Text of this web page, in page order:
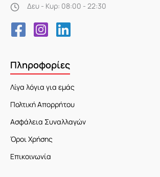
Δευ - Κυρ: 08:00 - 22:30
Πληροφορίες
Λίγα λόγια για εμάς
Πολτική Απορρήτου
Ασφάλεια Συναλλαγών
Όροι Χρήσης
Επικοινωνία